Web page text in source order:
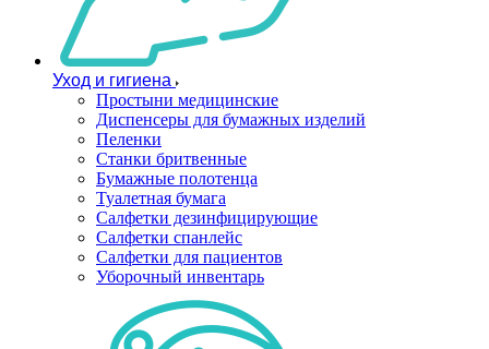
Уход и гигиена
Простыни медицинские
Диспенсеры для бумажных изделий
Пеленки
Станки бритвенные
Бумажные полотенца
Туалетная бумага
Салфетки дезинфицирующие
Салфетки спанлейс
Салфетки для пациентов
Уборочный инвентарь